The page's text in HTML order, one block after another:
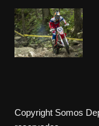
Copyright Somos